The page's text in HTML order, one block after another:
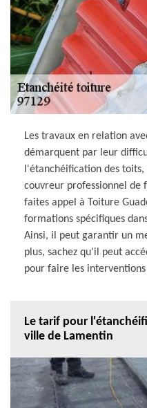
Les travaux en relation
démarquent par leur
l'étanchéification des
couvreur professionnel de
faites appel à Toiture
formations spécifiques
Ainsi, il peut garantir un
plus, sachez qu'il peut
pour faire les
Le tarif pour
ville de Lamentin